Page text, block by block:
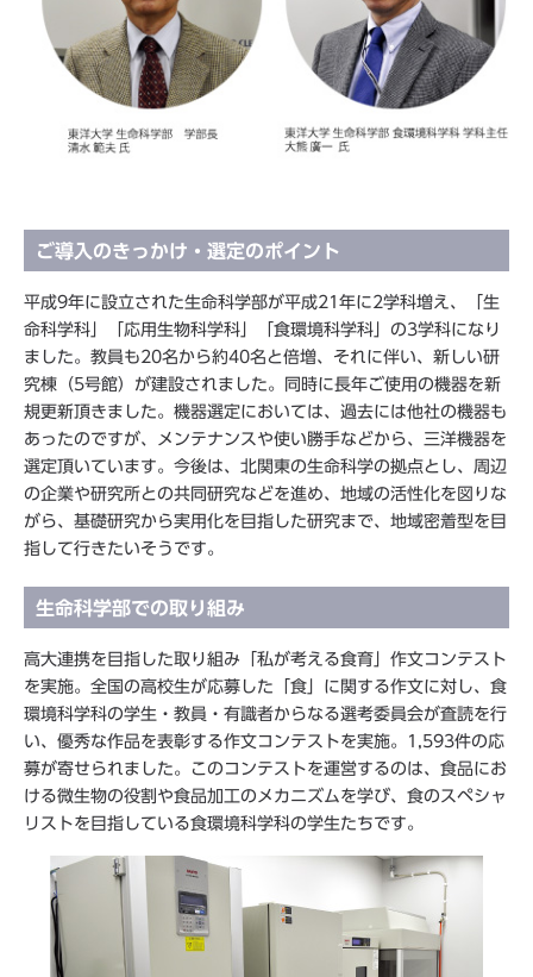
ご導入のきっかけ・選定のポイント
平成9年に設立された生命科学部が平成21年に2学科増え、「生
命科学科」「応用生物科学科」「食環境科学科」の3学科になり
ました。教員も20名から約40名と倍増、それに伴い、新しい研
究棟（5号館）が建設されました。同時に長年ご使用の機器を新
規更新頂きました。機器選定においては、過去には他社の機器も
あったのですが、メンテナンスや使い勝手などから、三洋機器を
選定頂いています。今後は、北関東の生命科学の拠点とし、周辺
の企業や研究所との共同研究などを進め、地域の活性化を図りな
がら、基礎研究から実用化を目指した研究まで、地域密着型を目
指して行きたいそうです。
生命科学部での取り組み
高大連携を目指した取り組み「私が考える食育」作文コンテスト
を実施。全国の高校生が応募した「食」に関する作文に対し、食
環境科学科の学生・教員・有識者からなる選考委員会が査読を行
い、優秀な作品を表彰する作文コンテストを実施。1,593件の応
募が寄せられました。このコンテストを運営するのは、食品にお
ける微生物の役割や食品加工のメカニズムを学び、食のスペシャ
リストを目指している食環境科学科の学生たちです。